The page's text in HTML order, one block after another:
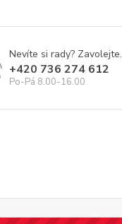
Nevíte si rady? Zavolejte.
+420 736 274 612
Po-Pá 8.00-16.00